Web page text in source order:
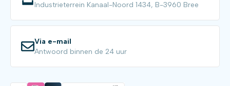
Industrieterrein Kanaal-Noord 1434, B-3960 Bree
Via e-mail
Antwoord binnen de 24 uur